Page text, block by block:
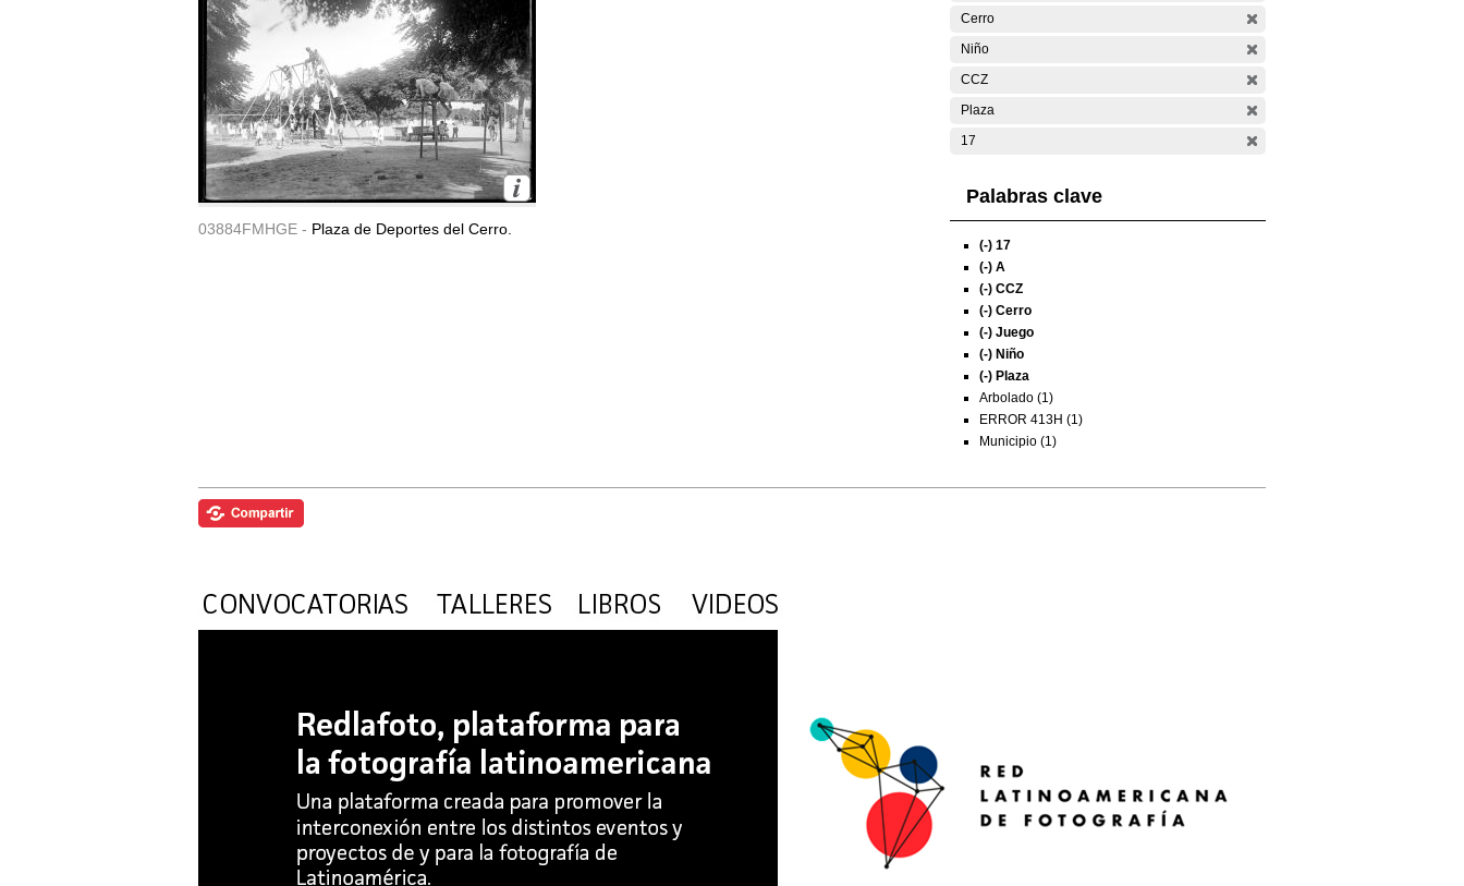
03884FMHGE - Plaza de Deportes del Cerro.
Cerro
Niño
CCZ
Plaza
17
Palabras clave
(-) 17
(-) A
(-) CCZ
(-) Cerro
(-) Juego
(-) Niño
(-) Plaza
Arbolado (1)
ERROR 413H (1)
Municipio (1)